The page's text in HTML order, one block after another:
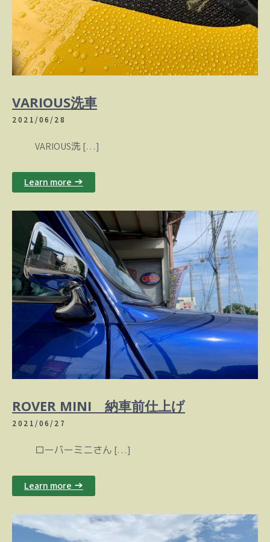
VARIOUS洗車
2021/06/28
VARIOUS洗 […]
Learn more →
ROVER MINI 納車前仕上げ
2021/06/27
ローバーミニさん […]
Learn more →